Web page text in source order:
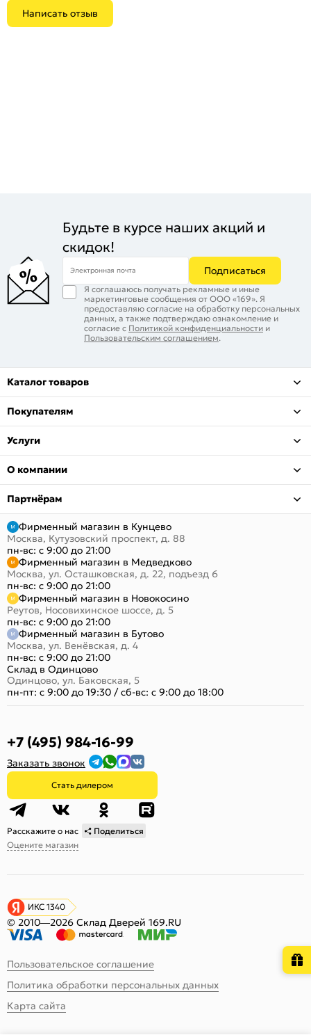
Написать отзыв
Будьте в курсе наших акций и
скидок!
Электронная почта Подписаться
Я соглашаюсь получать рекламные и иные
маркетинговые сообщения от ООО «169». Я
предоставляю согласие на обработку персональных
данных, а также подтверждаю ознакомление и
согласие с Политикой конфиденциальности и
Пользовательским соглашением.
Каталог товаров
Покупателям
Услуги
О компании
Партнёрам
Фирменный магазин в Кунцево
Москва, Кутузовский проспект, д. 88
пн-вс: с 9:00 до 21:00
Фирменный магазин в Медведково
Москва, ул. Осташковская, д. 22, подъезд 6
пн-вс: с 9:00 до 21:00
Фирменный магазин в Новокосино
Реутов, Носовихинское шоссе, д. 5
пн-вс: с 9:00 до 21:00
Фирменный магазин в Бутово
Москва, ул. Венёвская, д. 4
пн-вс: с 9:00 до 21:00
Склад в Одинцово
Одинцово, ул. Баковская, 5
пн-пт: с 9:00 до 19:30 /сб-вс: с 9:00 до 18:00
+7 (495) 984-16-99
Заказать звонок
Стать дилером
Расскажите о нас
Поделиться
Оцените магазин
ИКС 1340
© 2010—2026 Склад Дверей 169.RU
Пользовательское соглашение
Политика обработки персональных данных
Карта сайта